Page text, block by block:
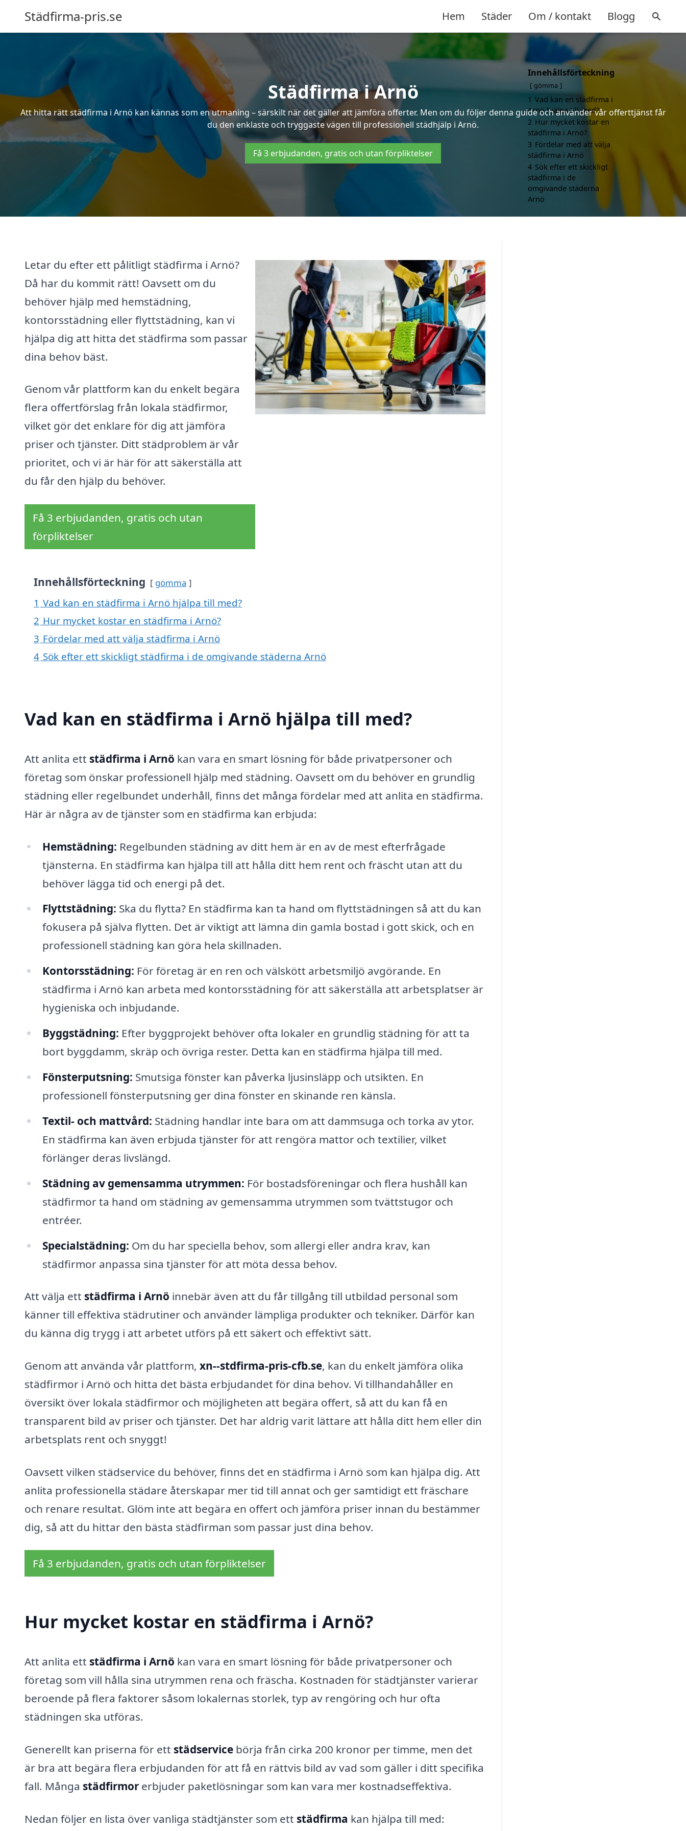
Städfirma-pris.se Hem Städer Om / kontakt Blogg
Städfirma i Arnö
Att hitta rätt städfirma i Arnö kan kännas som en utmaning – särskilt när det gäller att jämföra offerter. Men om du följer denna guide och använder vår offerttjänst får
du den enklaste och tryggaste vägen till professionell städhjälp i Arnö.
Få 3 erbjudanden, gratis och utan förpliktelser
Letar du efter ett pålitligt städfirma i Arnö?
Då har du kommit rätt! Oavsett om du
behöver hjälp med hemstädning,
kontorsstädning eller flyttstädning, kan vi
hjälpa dig att hitta det städfirma som passar
dina behov bäst.
Genom vår plattform kan du enkelt begära
flera offertförslag från lokala städfirmor,
vilket gör det enklare för dig att jämföra
priser och tjänster. Ditt städproblem är vår
prioritet, och vi är här för att säkerställa att
du får den hjälp du behöver.
Få 3 erbjudanden, gratis och utan
förpliktelser
Innehållsförteckning gömma
1 Vad kan en städfirma i Arnö hjälpa till med?
2 Hur mycket kostar en städfirma i Arnö?
3 Fördelar med att välja städfirma i Arnö
4 Sök efter ett skickligt städfirma i de omgivande städerna Arnö
Vad kan en städfirma i Arnö hjälpa till med?
Att anlita ett städfirma i Arnö kan vara en smart lösning för både privatpersoner och
företag som önskar professionell hjälp med städning. Oavsett om du behöver en grundlig
städning eller regelbundet underhåll, finns det många fördelar med att anlita en städfirma.
Här är några av de tjänster som en städfirma kan erbjuda:
Hemstädning: Regelbunden städning av ditt hem är en av de mest efterfrågade
tjänsterna. En städfirma kan hjälpa till att hålla ditt hem rent och fräscht utan att du
behöver lägga tid och energi på det.
Flyttstädning: Ska du flytta? En städfirma kan ta hand om flyttstädningen så att du kan
fokusera på själva flytten. Det är viktigt att lämna din gamla bostad i gott skick, och en
professionell städning kan göra hela skillnaden.
Kontorsstädning: För företag är en ren och välskött arbetsmiljö avgörande. En
städfirma i Arnö kan arbeta med kontorsstädning för att säkerställa att arbetsplatser är
hygieniska och inbjudande.
Byggstädning: Efter byggprojekt behöver ofta lokaler en grundlig städning för att ta
bort byggdamm, skräp och övriga rester. Detta kan en städfirma hjälpa till med.
Fönsterputsning: Smutsiga fönster kan påverka ljusinsläpp och utsikten. En
professionell fönsterputsning ger dina fönster en skinande ren känsla.
Textil- och mattvård: Städning handlar inte bara om att dammsuga och torka av ytor.
En städfirma kan även erbjuda tjänster för att rengöra mattor och textilier, vilket
förlänger deras livslängd.
Städning av gemensamma utrymmen: För bostadsföreningar och flera hushåll kan
städfirmor ta hand om städning av gemensamma utrymmen som tvättstugor och
entréer.
Specialstädning: Om du har speciella behov, som allergi eller andra krav, kan
städfirmor anpassa sina tjänster för att möta dessa behov.
Att välja ett städfirma i Arnö innebär även att du får tillgång till utbildad personal som
känner till effektiva städrutiner och använder lämpliga produkter och tekniker. Därför kan
du känna dig trygg i att arbetet utförs på ett säkert och effektivt sätt.
Genom att använda vår plattform, xn--stdfirma-pris-cfb.se, kan du enkelt jämföra olika
städfirmor i Arnö och hitta det bästa erbjudandet för dina behov. Vi tillhandahåller en
översikt över lokala städfirmor och möjligheten att begära offert, så att du kan få en
transparent bild av priser och tjänster. Det har aldrig varit lättare att hålla ditt hem eller din
arbetsplats rent och snyggt!
Oavsett vilken städservice du behöver, finns det en städfirma i Arnö som kan hjälpa dig. Att
anlita professionella städare återskapar mer tid till annat och ger samtidigt ett fräschare
och renare resultat. Glöm inte att begära en offert och jämföra priser innan du bestämmer
dig, så att du hittar den bästa städfirman som passar just dina behov.
Få 3 erbjudanden, gratis och utan förpliktelser
Hur mycket kostar en städfirma i Arnö?
Att anlita ett städfirma i Arnö kan vara en smart lösning för både privatpersoner och
företag som vill hålla sina utrymmen rena och fräscha. Kostnaden för städtjänster varierar
beroende på flera faktorer såsom lokalernas storlek, typ av rengöring och hur ofta
städningen ska utföras.
Generellt kan priserna för ett städservice börja från cirka 200 kronor per timme, men det
är bra att begära flera erbjudanden för att få en rättvis bild av vad som gäller i ditt specifika
fall. Många städfirmor erbjuder paketlösningar som kan vara mer kostnadseffektiva.
Nedan följer en lista över vanliga städtjänster som ett städfirma kan hjälpa till med:
Innehållsförteckning
gömma
1 Vad kan en städfirma i
Arnö hjälpa till med?
2 Hur mycket kostar en
städfirma i Arnö?
3 Fördelar med att välja
städfirma i Arnö
4 Sök efter ett skickligt
städfirma i de
omgivande städerna
Arnö